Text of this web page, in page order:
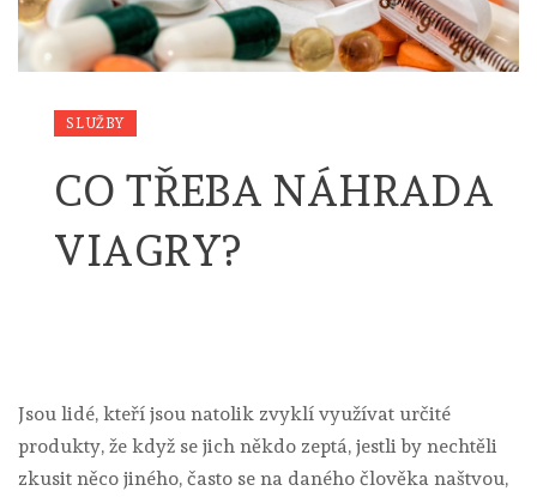
SLUŽBY
CO TŘEBA NÁHRADA
VIAGRY?
Jsou lidé, kteří jsou natolik zvyklí využívat určité
produkty, že když se jich někdo zeptá, jestli by nechtěli
zkusit něco jiného, často se na daného člověka naštvou,